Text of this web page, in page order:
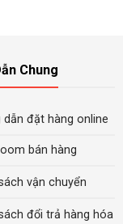
Chung
dẫn đặt hàng online
bán hàng
vận chuyển
đổi trả hàng hóa